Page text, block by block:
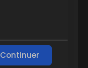
Continuer